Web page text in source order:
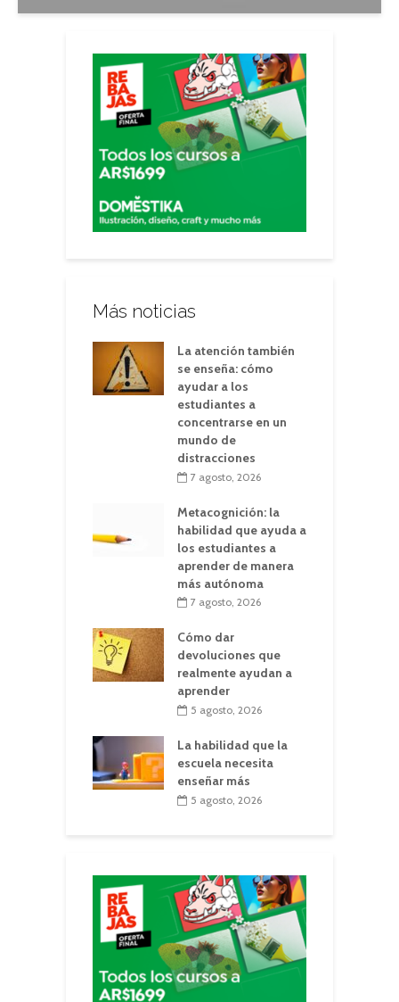
Más noticias
La atención también
se enseña: cómo
ayudar a los
estudiantes a
concentrarse en un
mundo de
distracciones
7 agosto, 2026
Metacognición: la
habilidad que ayuda a
los estudiantes a
aprender de manera
más autónoma
7 agosto, 2026
Cómo dar
devoluciones que
realmente ayudan a
aprender
5 agosto, 2026
La habilidad que la
escuela necesita
enseñar más
5 agosto, 2026